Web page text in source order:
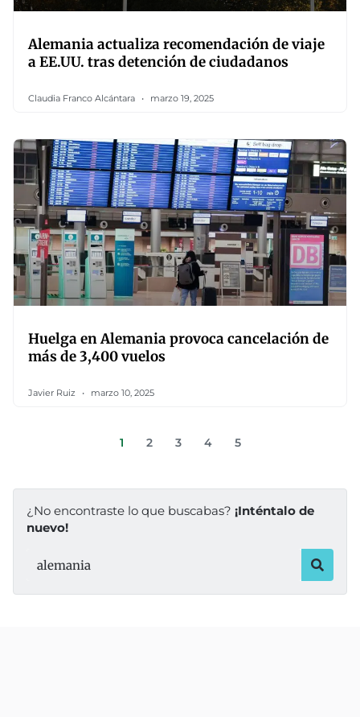
Alemania actualiza recomendación de viaje
a EE.UU. tras detención de ciudadanos
Claudia Franco Alcántara marzo 19, 2025
Huelga en Alemania provoca cancelación de
más de 3,400 vuelos
Javier Ruiz marzo 10, 2025
1 2 3 4 5
¿No encontraste lo que buscabas? ¡Inténtalo de
nuevo!